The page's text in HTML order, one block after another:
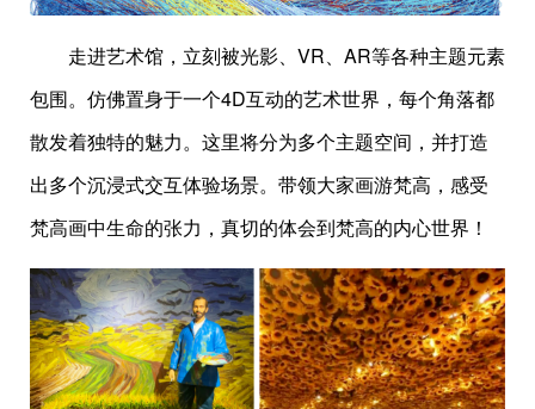
走进艺术馆，立刻被光影、VR、AR等各种主题元素
包围。仿佛置身于一个4D互动的艺术世界，每个角落都
散发着独特的魅力。这里将分为多个主题空间，并打造
出多个沉浸式交互体验场景。带领大家画游梵高，感受
梵高画中生命的张力，真切的体会到梵高的内心世界！